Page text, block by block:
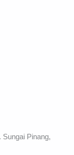
Sungai Pinang,